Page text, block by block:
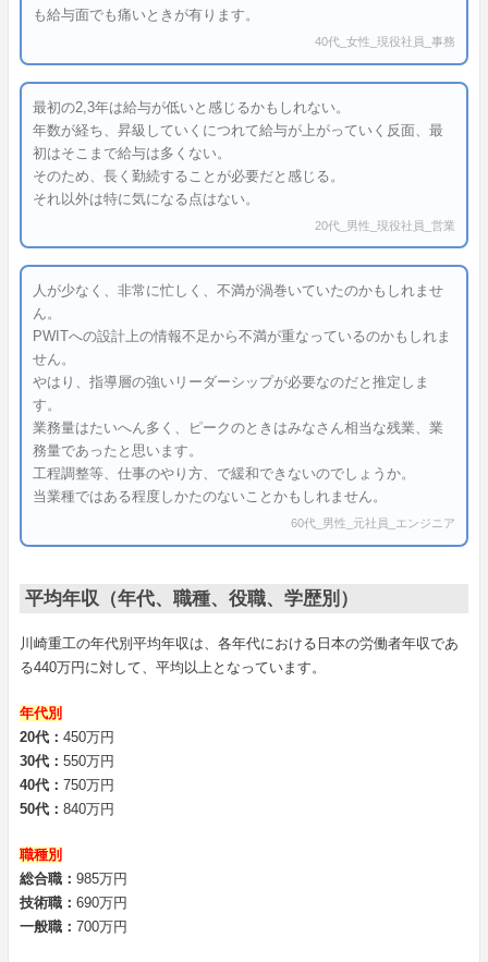
も給与面でも痛いときが有ります。
40代_女性_現役社員_事務
最初の2,3年は給与が低いと感じるかもしれない。
年数が経ち、昇級していくにつれて給与が上がっていく反面、最
初はそこまで給与は多くない。
そのため、長く勤続することが必要だと感じる。
それ以外は特に気になる点はない。
20代_男性_現役社員_営業
人が少なく、非常に忙しく、不満が渦巻いていたのかもしれませ
ん。
PWITへの設計上の情報不足から不満が重なっているのかもしれま
せん。
やはり、指導層の強いリーダーシップが必要なのだと推定しま
す。
業務量はたいへん多く、ピークのときはみなさん相当な残業、業
務量であったと思います。
工程調整等、仕事のやり方、で緩和できないのでしょうか。
当業種ではある程度しかたのないことかもしれません。
60代_男性_元社員_エンジニア
平均年収（年代、職種、役職、学歴別）
川崎重工の年代別平均年収は、各年代における日本の労働者年収であ
る440万円に対して、平均以上となっています。
年代別
20代： 450万円
30代： 550万円
40代： 750万円
50代： 840万円
職種別
総合職： 985万円
技術職： 690万円
一般職： 700万円